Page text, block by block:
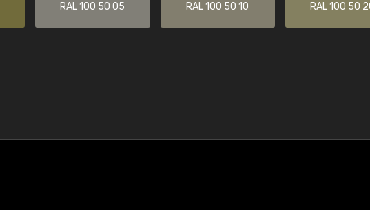
RAL 100 50 05 RAL 100 50 10 RAL 100 50